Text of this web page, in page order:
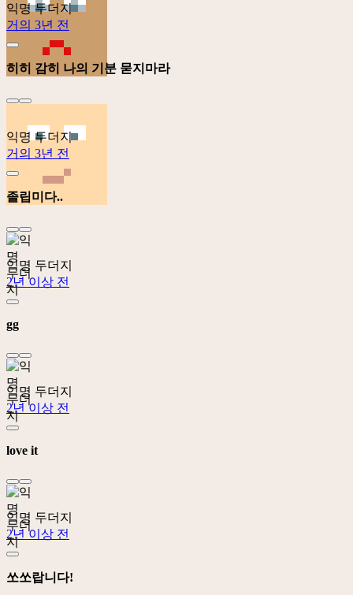
익명 두더지
거의 3년 전
히히 감히 나의 기분 묻지마라
익명 두더지
거의 3년 전
졸립미다..
익명 두더지
2년 이상 전
gg
익명 두더지
2년 이상 전
love it
익명 두더지
2년 이상 전
쏘쏘랍니다!